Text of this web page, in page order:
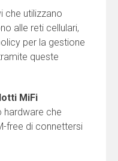
che utilizzano
alle reti cellulari,
per la gestione
queste
MiFi
hardware che
free di connettersi